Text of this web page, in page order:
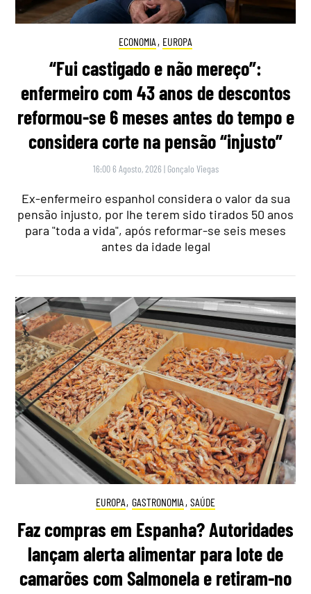
ECONOMIA , EUROPA
“Fui castigado e não mereço”:
enfermeiro com 43 anos de descontos
reformou-se 6 meses antes do tempo e
considera corte na pensão “injusto”
16:00 6 Agosto, 2026 | Gonçalo Viegas
Ex-enfermeiro espanhol considera o valor da sua
pensão injusto, por lhe terem sido tirados 50 anos
para "toda a vida", após reformar-se seis meses
antes da idade legal
EUROPA, GASTRONOMIA , SAÚDE
Faz compras em Espanha? Autoridades
lançam alerta alimentar para lote de
camarões com Salmonela e retiram-no